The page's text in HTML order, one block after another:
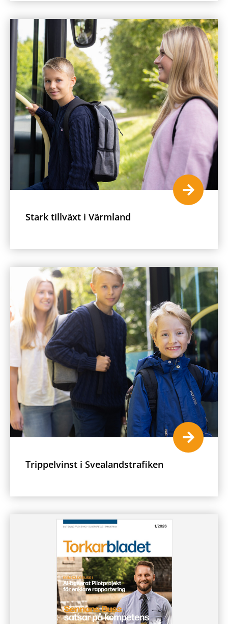
Stark tillväxt i Värmland
Trippelvinst i Svealandstrafiken